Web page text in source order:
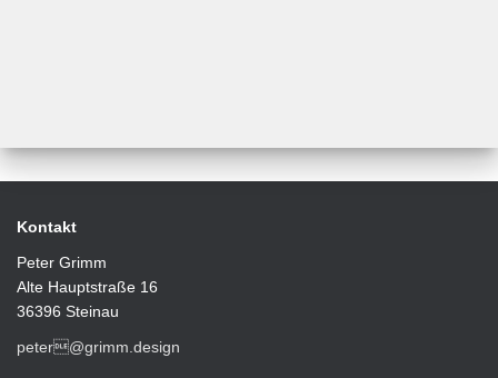
Kontakt
Peter Grimm
Alte Hauptstraße 16
36396 Steinau
peter@grimm.design